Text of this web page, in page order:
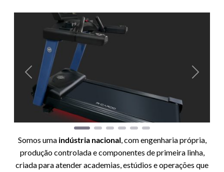
Anterior Próximo
Somos uma indústria nacional, com engenharia própria,
produção controlada e componentes de primeira linha,
criada para atender academias, estúdios e operações que